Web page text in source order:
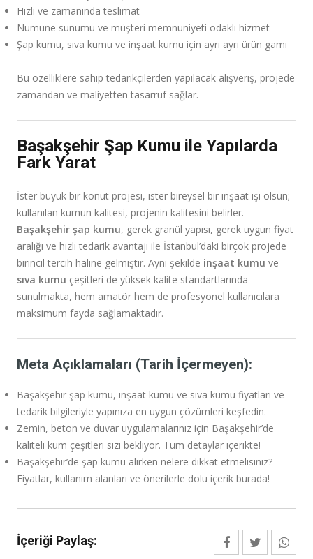
Hızlı ve zamanında teslimat
Numune sunumu ve müşteri memnuniyeti odaklı hizmet
Şap kumu, sıva kumu ve inşaat kumu için ayrı ayrı ürün gamı
Bu özelliklere sahip tedarikçilerden yapılacak alışveriş, projede
zamandan ve maliyetten tasarruf sağlar.
Başakşehir Şap Kumu ile Yapılarda
Fark Yarat
İster büyük bir konut projesi, ister bireysel bir inşaat işi olsun;
kullanılan kumun kalitesi, projenin kalitesini belirler.
Başakşehir şap kumu, gerek granül yapısı, gerek uygun fiyat
aralığı ve hızlı tedarik avantajı ile İstanbul’daki birçok projede
birincil tercih haline gelmiştir. Aynı şekilde inşaat kumu ve
sıva kumu çeşitleri de yüksek kalite standartlarında
sunulmakta, hem amatör hem de profesyonel kullanıcılara
maksimum fayda sağlamaktadır.
Meta Açıklamaları (Tarih İçermeyen):
Başakşehir şap kumu, inşaat kumu ve sıva kumu fiyatları ve
tedarik bilgileriyle yapınıza en uygun çözümleri keşfedin.
Zemin, beton ve duvar uygulamalarınız için Başakşehir’de
kaliteli kum çeşitleri sizi bekliyor. Tüm detaylar içerikte!
Başakşehir’de şap kumu alırken nelere dikkat etmelisiniz?
Fiyatlar, kullanım alanları ve önerilerle dolu içerik burada!
İçeriği Paylaş: